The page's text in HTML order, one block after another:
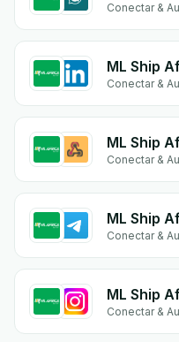
Conectar &
ML Ship
Conectar &
Conectar &
ML Ship
Conectar &
ML Ship
Conectar &